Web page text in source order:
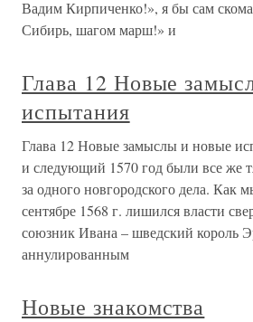
Вадим Кирпиченко!», я бы сам
Сибирь, шагом марш!» и
Глава 12 Новые
испытания
Глава 12 Новые замыслы и новые
и следующий 1570 год были все же
за одного новгородского дела. Как
сентябре 1568 г. лишился власти
союзник Ивана – шведский король
аннулированным
Новые знакомства